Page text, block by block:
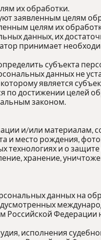
их обработки.
заявленным целям
целям их
данных, их
принимает
субъекта
данных не
является
достижении целей
законом.
и/или материалам,
и место рождения,
и о защите
хранение,
данных на
Российской
исполнения